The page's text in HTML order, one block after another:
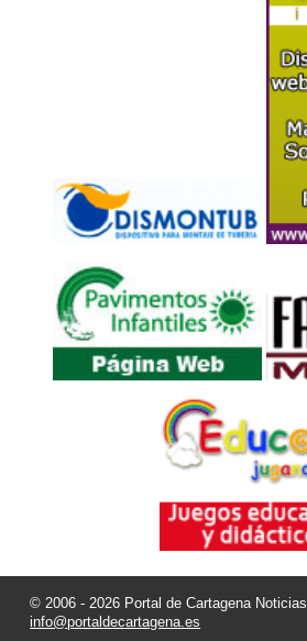
© 2006 - 2026 Portal de Cartagena Noticias
info@portaldecartagena.es